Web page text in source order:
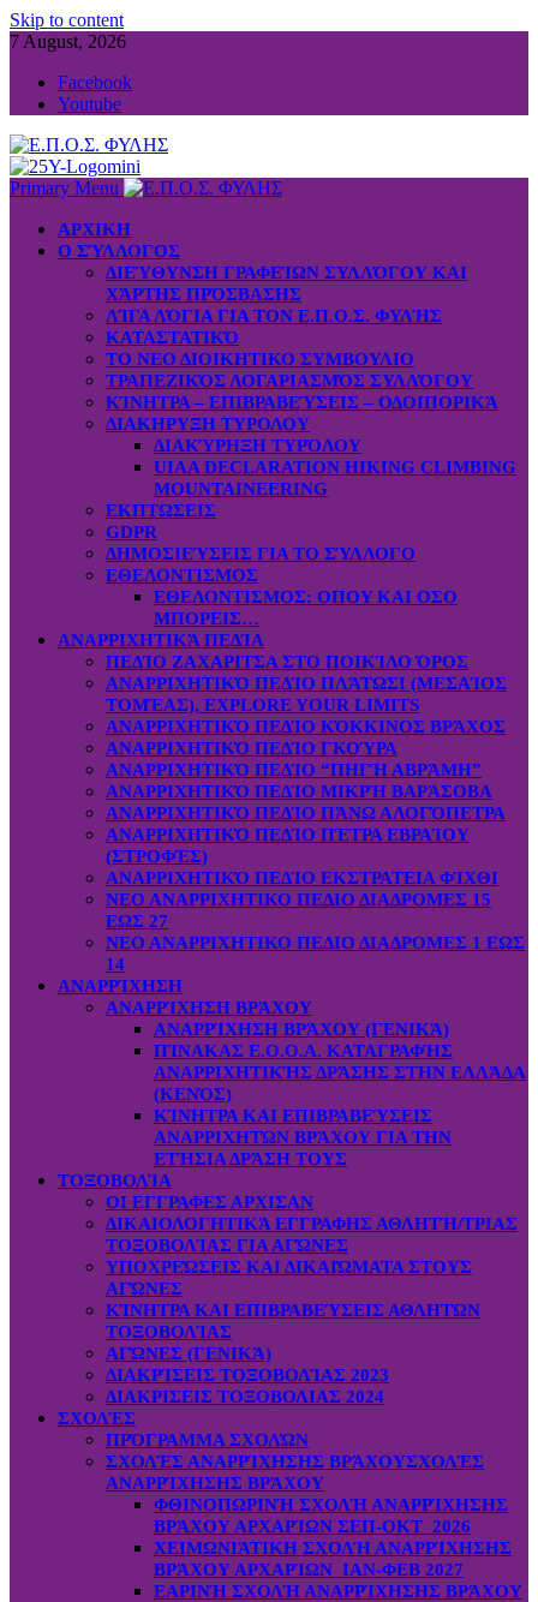
Skip to content
7 August, 2026
Facebook
Youtube
Primary Menu
ΑΡΧΙΚΗ
Ο ΣΎΛΛΟΓΟΣ
ΔΙΕΎΘΥΝΣΗ ΓΡΑΦΕΊΩΝ ΣΥΛΛΌΓΟΥ ΚΑΙ
ΧΆΡΤΗΣ ΠΡΌΣΒΑΣΗΣ
ΛΊΓΑ ΛΌΓΙΑ ΓΙΑ ΤΟΝ Ε.Π.Ο.Σ. ΦΥΛΉΣ
ΚΑΤΑΣΤΑΤΙΚΌ
ΤΟ ΝΕΟ ΔΙΟΙΚΗΤΙΚΟ ΣΥΜΒΟΥΛΙΟ
ΤΡΑΠΕΖΙΚΌΣ ΛΟΓΑΡΙΑΣΜΌΣ ΣΥΛΛΌΓΟΥ
ΚΊΝΗΤΡΑ – ΕΠΙΒΡΑΒΕΎΣΕΙΣ – ΟΔΟΙΠΟΡΙΚΆ
ΔΙΑΚΗΡΥΞΗ ΤΥΡΟΛΟΥ
ΔΙΑΚΎΡΗΞΗ ΤΥΡΌΛΟΥ
UIAA DECLARATION HIKING CLIMBING
MOUNTAINEERING
ΕΚΠΤΩΣΕΙΣ
GDPR
ΔΗΜΟΣΙΕΎΣΕΙΣ ΓΙΑ ΤΟ ΣΎΛΛΟΓΟ
ΕΘΕΛΟΝΤΙΣΜΟΣ
ΕΘΕΛΟΝΤΙΣΜΟΣ: OΠOY KAI ΟΣΟ
ΜΠΟΡΕΙΣ…
ΑΝΑΡΡΙΧΗΤΙΚΆ ΠΕΔΊΑ
ΠΕΔΊΟ ΖΑΧΑΡΙΤΣΑ ΣΤΟ ΠΟΙΚΊΛΟ ΌΡΟΣ
ΑΝΑΡΡΙΧΗΤΙΚΌ ΠΕΔΊΟ ΠΛΆΤΩΣΙ (ΜΕΣΑΊΟΣ
ΤΟΜΈΑΣ), EXPLORE YOUR LIMITS
ΑΝΑΡΡΙΧΗΤΙΚΌ ΠΕΔΊΟ ΚΌΚΚΙΝΟΣ ΒΡΆΧΟΣ
ΑΝΑΡΡΙΧΗΤΙΚΌ ΠΕΔΊΟ ΓΚΟΎΡΑ
ΑΝΑΡΡΙΧΗΤΙΚΌ ΠΕΔΊΟ “ΠΗΓΉ ΑΒΡΆΜΗ”
ΑΝΑΡΡΙΧΗΤΙΚΌ ΠΕΔΊΟ ΜΙΚΡΉ ΒΑΡΆΣΟΒΑ
ΑΝΑΡΡΙΧΗΤΙΚΌ ΠΕΔΊΟ ΠΆΝΩ ΑΛΟΓΌΠΕΤΡΑ
ΑΝΑΡΡΙΧΗΤΙΚΌ ΠΕΔΊΟ ΠΈΤΡΑ ΕΒΡΑΊΟΥ
(ΣΤΡΟΦΈΣ)
ΑΝΑΡΡΙΧΗΤΙΚΌ ΠΕΔΊΟ ΕΚΣΤΡΑΤΕΙΑ ΦΊΧΘΙ
ΝΕΟ ΑΝΑΡΡΙΧΗΤΙΚΟ ΠΕΔΙΟ ΔΙΑΔΡΟΜΕΣ 15
ΕΩΣ 27
ΝΕΟ ΑΝΑΡΡΙΧΗΤΙΚΟ ΠΕΔΙΟ ΔΙΑΔΡΟΜΕΣ 1 ΕΩΣ
14
ΑΝΑΡΡΊΧΗΣΗ
ΑΝΑΡΡΊΧΗΣΗ ΒΡΆΧΟΥ
ΑΝΑΡΡΊΧΗΣΗ ΒΡΆΧΟΥ (ΓΕΝΙΚΆ)
ΠΊΝΑΚΑΣ Ε.Ο.Ο.Α. ΚΑΤΑΓΡΑΦΉΣ
ΑΝΑΡΡΙΧΗΤΙΚΉΣ ΔΡΆΣΗΣ ΣΤΗΝ ΕΛΛΆΔΑ
(ΚΕΝΌΣ)
ΚΊΝΗΤΡΑ ΚΑΙ ΕΠΙΒΡΑΒΕΎΣΕΙΣ
ΑΝΑΡΡΙΧΗΤΏΝ ΒΡΆΧΟΥ ΓΙΑ ΤΗΝ
ΕΤΉΣΙΑ ΔΡΆΣΗ ΤΟΥΣ
ΤΟΞΟΒΟΛΊΑ
ΟΙ ΕΓΓΡΑΦΕΣ ΑΡΧΙΣΑΝ
ΔΙΚΑΙΟΛΟΓΗΤΙΚΆ ΕΓΓΡΑΦΗΣ ΑΘΛΗΤΉ/ΤΡΙΑΣ
ΤΟΞΟΒΟΛΊΑΣ ΓΙΑ ΑΓΏΝΕΣ
ΥΠΟΧΡΕΏΣΕΙΣ ΚΑΙ ΔΙΚΑΙΏΜΑΤΑ ΣΤΟΥΣ
ΑΓΏΝΕΣ
ΚΊΝΗΤΡΑ ΚΑΙ ΕΠΙΒΡΑΒΕΎΣΕΙΣ ΑΘΛΗΤΏΝ
ΤΟΞΟΒΟΛΊΑΣ
ΑΓΏΝΕΣ (ΓΕΝΙΚΆ)
ΔΙΑΚΡΊΣΕΙΣ ΤΟΞΟΒΟΛΊΑΣ 2023
ΔΙΑΚΡΙΣΕΙΣ ΤΟΞΟΒΟΛΙΑΣ 2024
ΣΧΟΛΈΣ
ΠΡΌΓΡΑΜΜΑ ΣΧΟΛΏΝ
ΣΧΟΛΈΣ ΑΝΑΡΡΊΧΗΣΗΣ ΒΡΆΧΟΥΣΧΟΛΈΣ
ΑΝΑΡΡΊΧΗΣΗΣ ΒΡΆΧΟΥ
ΦΘΙΝΟΠΩΡΙΝΉ ΣΧΟΛΉ ΑΝΑΡΡΊΧΗΣΗΣ
ΒΡΆΧΟΥ ΑΡΧΑΡΊΩΝ ΣΕΠ-ΟΚΤ 2026
ΧΕΙΜΩΝΙΆΤΙΚΗ ΣΧΟΛΉ ΑΝΑΡΡΊΧΗΣΗΣ
ΒΡΆΧΟΥ ΑΡΧΑΡΊΩΝ ΙΑΝ-ΦΕΒ 2027
ΕΑΡΙΝΉ ΣΧΟΛΉ ΑΝΑΡΡΊΧΗΣΗΣ ΒΡΆΧΟΥ